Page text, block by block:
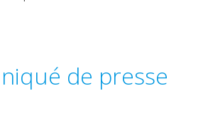
de presse